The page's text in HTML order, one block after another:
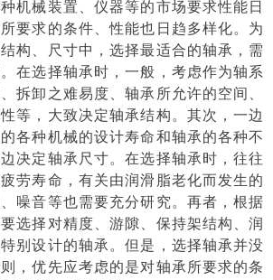
机械装置、仪器等的市场要求性能日
要求的条件、性能也日趋多样化。为
构、尺寸中，选择最适合的轴承，需
在选择轴承时，一般，考虑作为轴系
拆卸之难易度、轴承所允许的空间、
等，大致决定轴承结构。其次，一边
各种机械的设计寿命和轴承的各种不
决定轴承尺寸。在选择轴承时，往往
劳寿命，有关由润滑脂老化而发生的
噪音等也需要充分研究。再者，根据
选择对精度、游隙、保持架结构、润
别设计的轴承。但是，选择轴承并没
，优先应考虑的是对轴承所要求的条